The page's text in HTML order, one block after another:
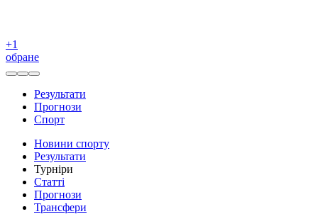
+1
обране
Результати
Прогнози
Спорт
Новини спорту
Результати
Турніри
Статті
Прогнози
Трансфери